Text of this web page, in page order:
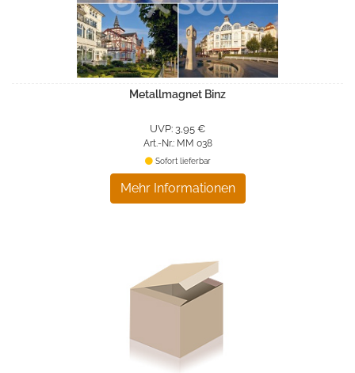
Metallmagnet Binz
UVP: 3,95 €
Art.-Nr.: MM 038
Mehr Informationen
Sofort lieferbar